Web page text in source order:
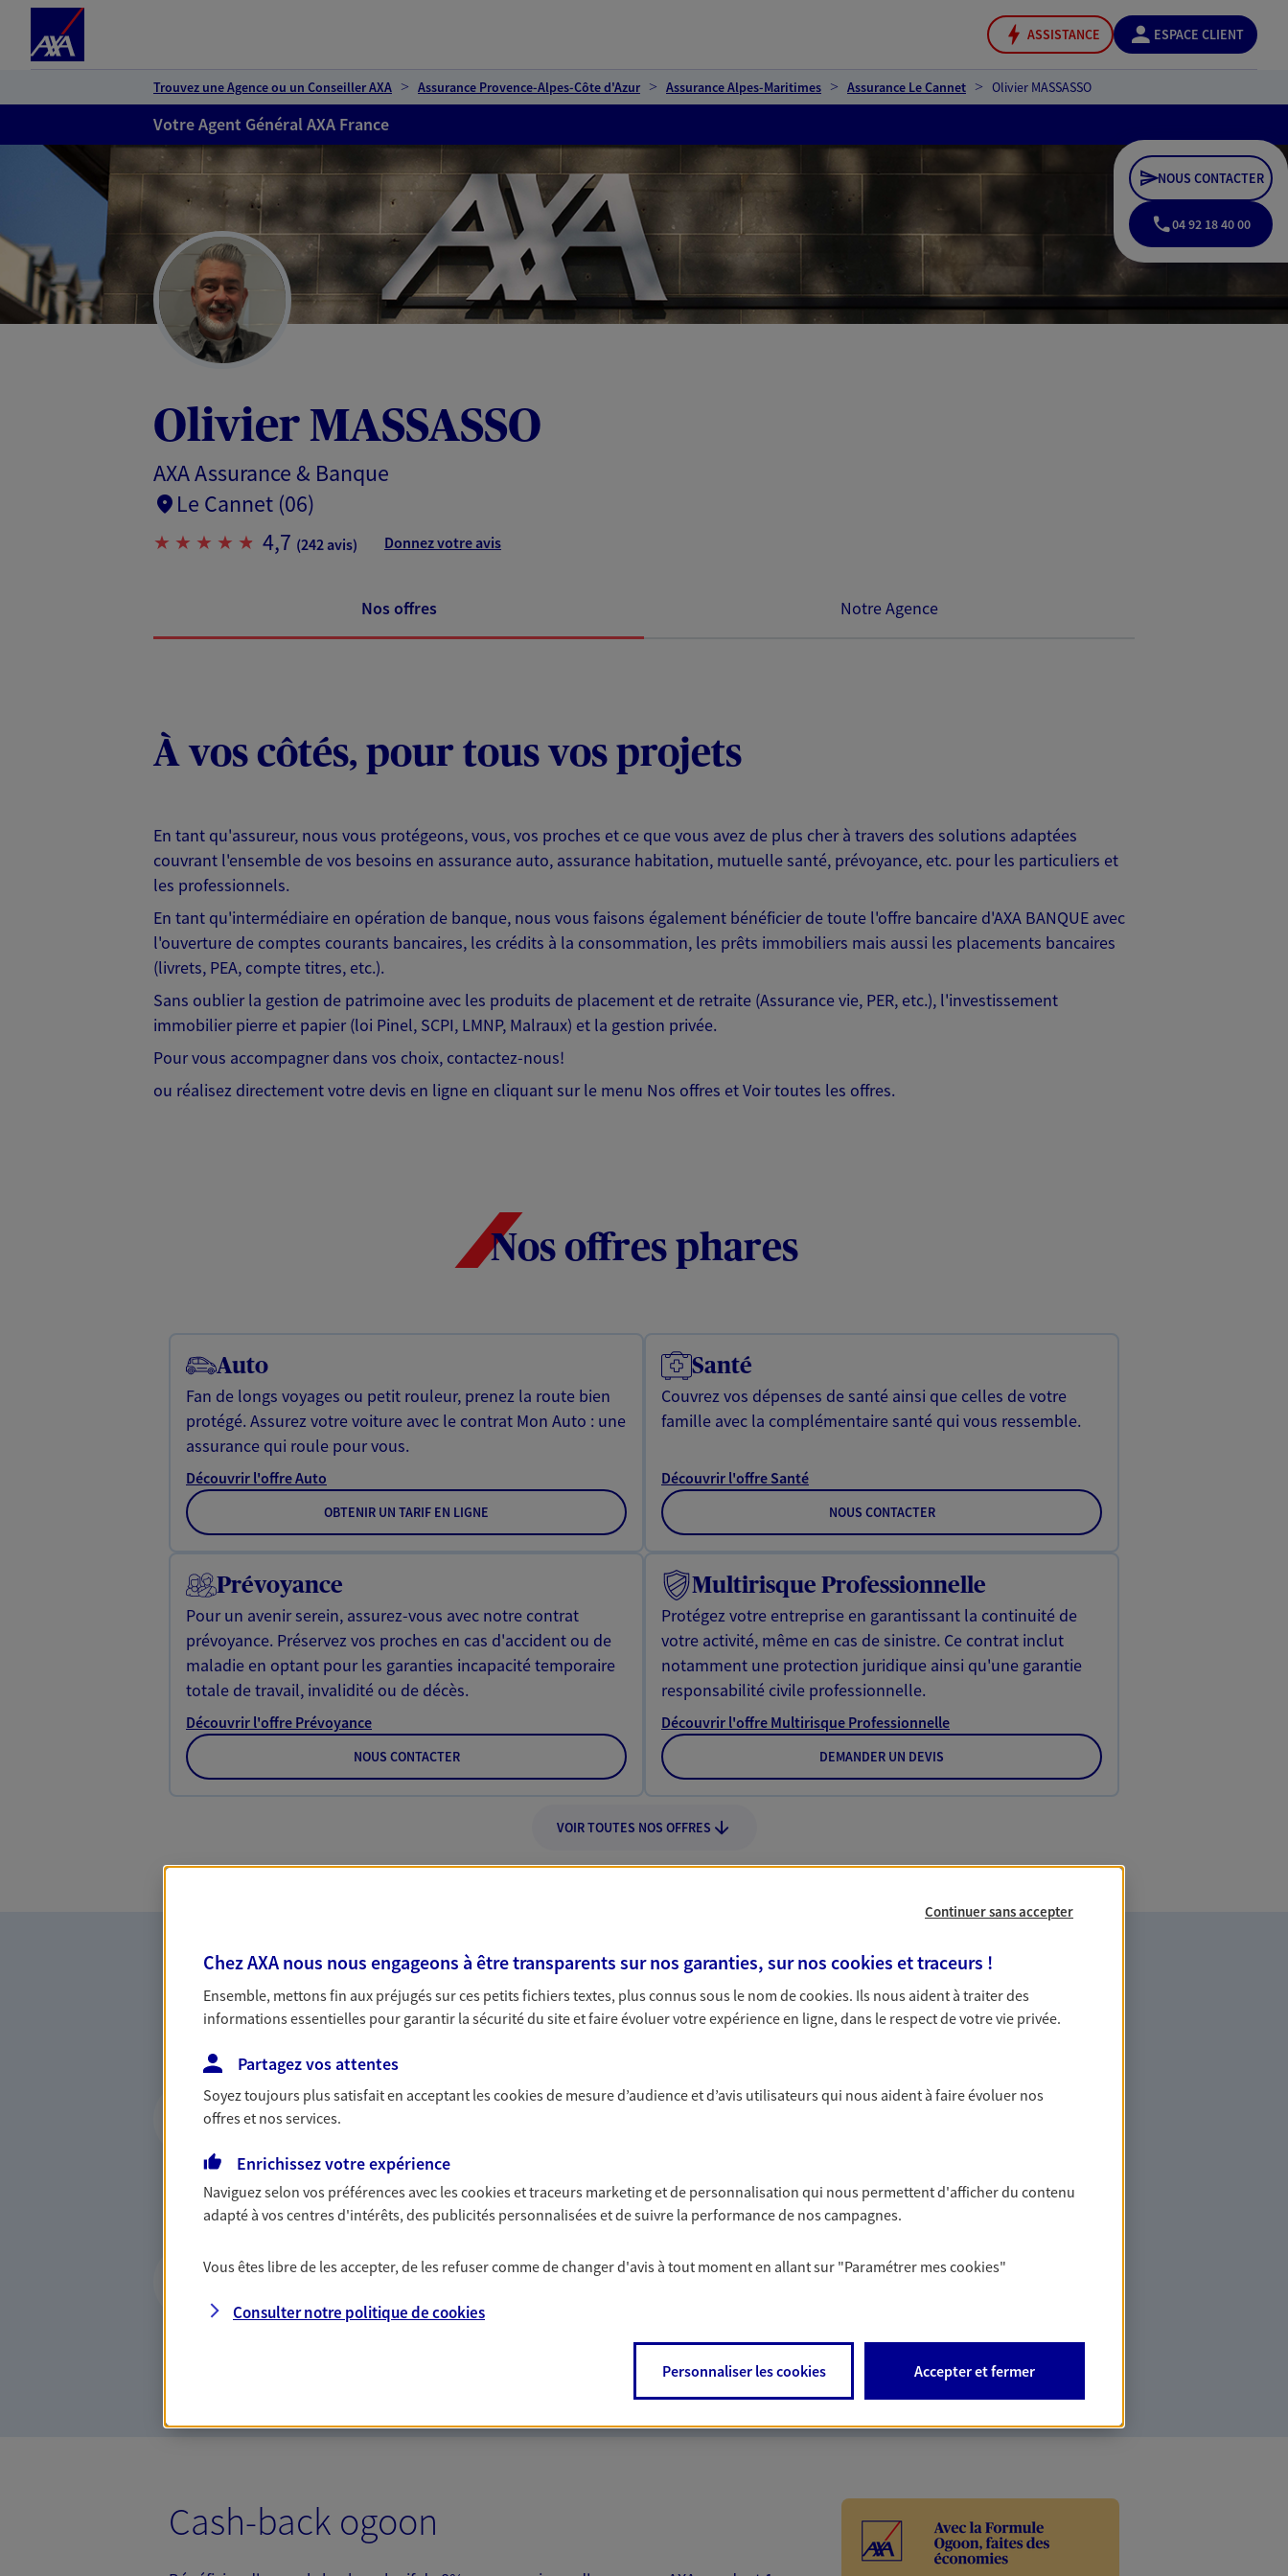
ASSISTANCE ESPACE CLIENT
Trouvez une Agence ou un Conseiller AXA Assurance Provence-Alpes-Côte d'Azur Assurance Alpes-Maritimes Assurance Le Cannet Olivier MASSASSO
Votre Agent Général AXA France
Olivier MASSASSO
AXA Assurance & Banque
Le Cannet (06)
4,7 (242 avis) Donnez votre avis
NOUS CONTACTER
04 92 18 40 00
Nos offres Notre Agence
À vos côtés, pour tous vos projets
En tant qu'assureur, nous vous protégeons, vous, vos proches et ce que vous avez de plus cher à travers des solutions adaptées
couvrant l'ensemble de vos besoins en assurance auto, assurance habitation, mutuelle santé, prévoyance, etc. pour les particuliers et
les professionnels.
En tant qu'intermédiaire en opération de banque, nous vous faisons également bénéficier de toute l'offre bancaire d'AXA BANQUE avec
l'ouverture de comptes courants bancaires, les crédits à la consommation, les prêts immobiliers mais aussi les placements bancaires
(livrets, PEA, compte titres, etc.).
Sans oublier la gestion de patrimoine avec les produits de placement et de retraite (Assurance vie, PER, etc.), l'investissement
immobilier pierre et papier (loi Pinel, SCPI, LMNP, Malraux) et la gestion privée.
Pour vous accompagner dans vos choix, contactez-nous!
ou réalisez directement votre devis en ligne en cliquant sur le menu Nos offres et Voir toutes les offres.
Nos offres phares
Auto
Fan de longs voyages ou petit rouleur, prenez la route bien
protégé. Assurez votre voiture avec le contrat Mon Auto : une
assurance qui roule pour vous.
Découvrir l'offre Auto
OBTENIR UN TARIF EN LIGNE
Santé
Couvrez vos dépenses de santé ainsi que celles de votre
famille avec la complémentaire santé qui vous ressemble.
Découvrir l'offre Santé
NOUS CONTACTER
Prévoyance
Pour un avenir serein, assurez-vous avec notre contrat
prévoyance. Préservez vos proches en cas d'accident ou de
maladie en optant pour les garanties incapacité temporaire
totale de travail, invalidité ou de décès.
Découvrir l'offre Prévoyance
NOUS CONTACTER
Multirisque Professionnelle
Protégez votre entreprise en garantissant la continuité de
votre activité, même en cas de sinistre. Ce contrat inclut
notamment une protection juridique ainsi qu'une garantie
responsabilité civile professionnelle.
Découvrir l'offre Multirisque Professionnelle
DEMANDER UN DEVIS
VOIR TOUTES NOS OFFRES
Nos expertises
Accompagner les professionnels et les
entreprises
Comme vous, nous sommes des indépendants. Nous
bâtissons ensemble des solutions cohérentes pour protéger
votre activité, vos collaborateurs... mais aussi vous-même et
Proposer des solutions de
vous accompagnons pour vous proposer une solution de
complémentaire santé qui répond à vos besoins et à votre
Vous aider à constituer une épargne
fructifier votre épargne. Laquelle correspond à vos objectifs
Cash-back ogoon
Continuer sans accepter
Chez AXA nous nous engageons à être transparents sur nos garanties, sur nos cookies et traceurs !
Ensemble, mettons fin aux préjugés sur ces petits fichiers textes, plus connus sous le nom decookies. Ils nous aident à traiter des
informations essentielles pour garantir la sécurité du site et faire évoluer votre expérience en ligne, dans le respect de votre vie privée.
Partagez vos attentes
Soyez toujours plus satisfait en acceptant lescookiesde mesure d’audience et d’avis utilisateurs qui nous aident à faire évoluer nos
offres et nos services.
Enrichissez votre expérience
Naviguez selon vos préférences avec lescookies et traceurs marketing et de personnalisation qui nous permettent d'afficher du contenu
adapté à vos centres d'intérêts, des publicités personnalisées et de suivre la performance de nos campagnes.
Vous êtes libre de les accepter, de les refuser comme de changer d'avis à tout moment en allant sur "Paramétrer mescookies"
Consulter notre politique decookies
Personnaliser les cookies Accepter et fermer